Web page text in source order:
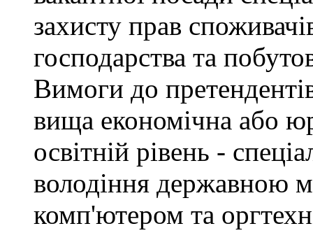
захисту прав
господарства та
Вимоги до
вища економічна або
освітній рівень -
володіння державною
комп'ютером та